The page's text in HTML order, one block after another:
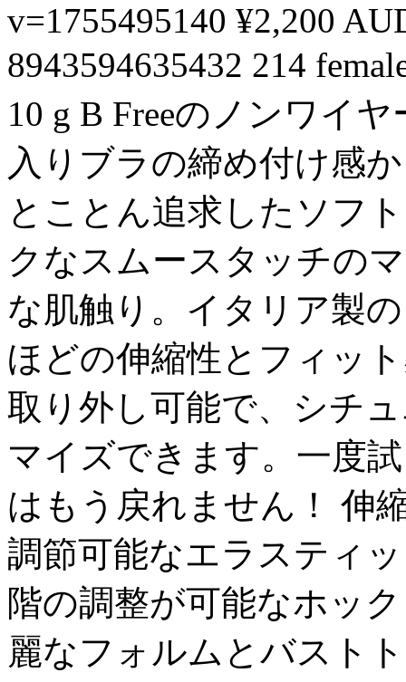
v=1755495140 ¥2,200
8943594635432 214
10 g B Freeのノンワイ
入りブラの締め付け感
とことん追求したソフ
クなスムースタッチの
な肌触り。イタリア製
ほどの伸縮性とフィッ
取り外し可能で、シチ
マイズできます。一度
はもう戻れません！ 伸
調節可能なエラスティ
階の調整が可能なホッ
麗なフォルムとバスト